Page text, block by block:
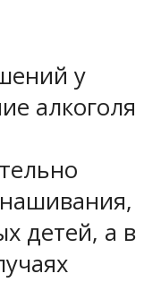
у
алкоголя
детей, а в